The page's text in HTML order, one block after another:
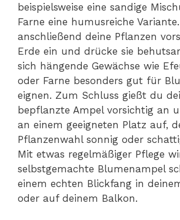
beispielsweise eine sandige
Farne eine humusreiche
anschließend deine Pflanzen
Erde ein und drücke sie
sich hängende Gewächse wie
oder Farne besonders gut für
eignen. Zum Schluss gießt du
bepflanzte Ampel vorsichtig an
an einem geeigneten Platz auf,
Pflanzenwahl sonnig oder
Mit etwas regelmäßiger Pflege
selbstgemachte Blumenampel
einem echten Blickfang in
oder auf deinem Balkon.